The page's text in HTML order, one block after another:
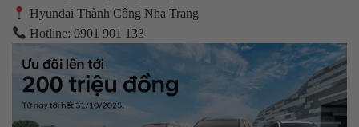
Hyundai Thành Công Nha Trang
Hotline: 0901 901 133